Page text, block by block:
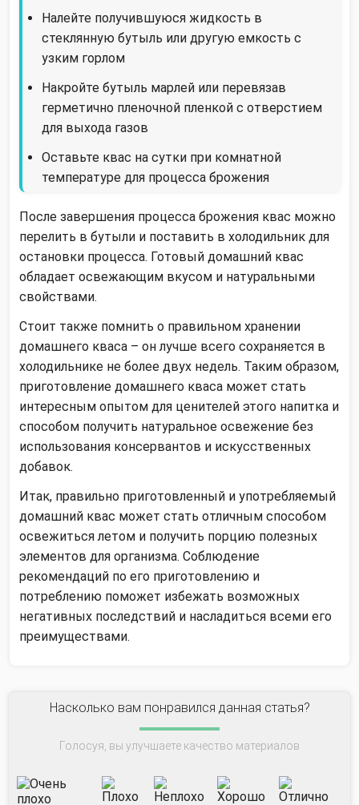
Налейте получившуюся жидкость в
стеклянную бутыль или другую емкость с
узким горлом
Накройте бутыль марлей или перевязав
герметично пленочной пленкой с отверстием
для выхода газов
Оставьте квас на сутки при комнатной
температуре для процесса брожения
После завершения процесса брожения квас можно
перелить в бутыли и поставить в холодильник для
остановки процесса. Готовый домашний квас
обладает освежающим вкусом и натуральными
свойствами.
Стоит также помнить о правильном хранении
домашнего кваса – он лучше всего сохраняется в
холодильнике не более двух недель. Таким образом,
приготовление домашнего кваса может стать
интересным опытом для ценителей этого напитка и
способом получить натуральное освежение без
использования консервантов и искусственных
добавок.
Итак, правильно приготовленный и употребляемый
домашний квас может стать отличным способом
освежиться летом и получить порцию полезных
элементов для организма. Соблюдение
рекомендаций по его приготовлению и
потреблению поможет избежать возможных
негативных последствий и насладиться всеми его
преимуществами.
Насколько вам понравился данная статья?
Голосуя, вы улучшаете качество материалов